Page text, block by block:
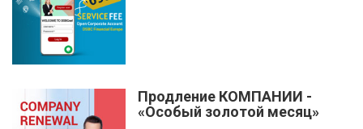
Продление КОМПАНИИ -
«Особый золотой месяц»